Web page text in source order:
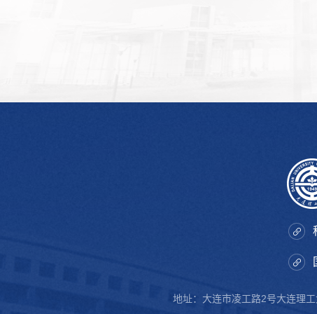
地址：大连市凌工路2号大连理